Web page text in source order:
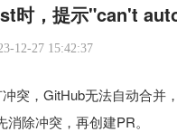
时，提示"can't
12-27 15:42:37
突，GitHub无法自动合并
除冲突，再创建PR。